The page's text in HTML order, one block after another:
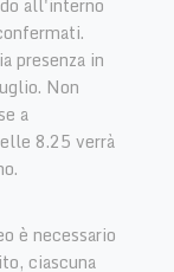
presenza in
Non
a
8.25 verrà
è necessario
ciascuna